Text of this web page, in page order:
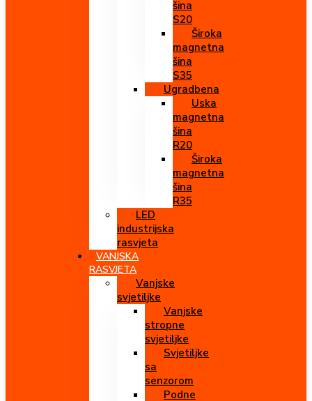
šina
S20
Široka
magnetna
šina
S35
Ugradbena
Uska
magnetna
šina
R20
Široka
magnetna
šina
R35
LED
industrijska
rasvjeta
VANJSKA
RASVJETA
Vanjske
svjetiljke
Vanjske
stropne
svjetiljke
Svjetiljke
sa
senzorom
Podne